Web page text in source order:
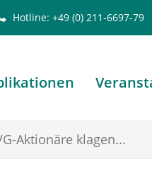
Hotline: +49 (0) 211-6697-79
Aktionäre klagen...